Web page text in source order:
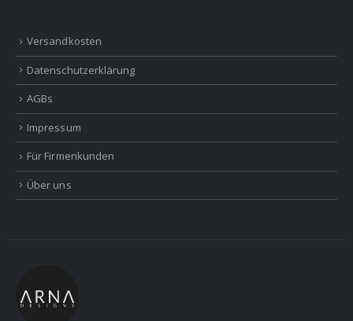
Versandkosten
Datenschutzerklärung
AGBs
Impressum
Für Firmenkunden
Über uns